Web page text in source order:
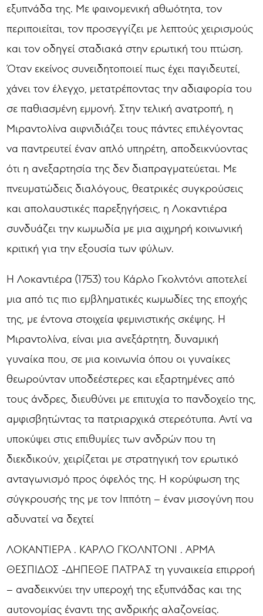
εξυπνάδα της. Με φαινομενική αθωότητα, τον
περιποιείται, τον προσεγγίζει με λεπτούς χειρισμούς
και τον οδηγεί σταδιακά στην ερωτική του πτώση.
Όταν εκείνος συνειδητοποιεί πως έχει παγιδευτεί,
χάνει τον έλεγχο, μετατρέποντας την αδιαφορία του
σε παθιασμένη εμμονή. Στην τελική ανατροπή, η
Μιραντολίνα αιφνιδιάζει τους πάντες επιλέγοντας
να παντρευτεί έναν απλό υπηρέτη, αποδεικνύοντας
ότι η ανεξαρτησία της δεν διαπραγματεύεται. Με
πνευματώδεις διαλόγους, θεατρικές συγκρούσεις
και απολαυστικές παρεξηγήσεις, η Λοκαντιέρα
συνδυάζει την κωμωδία με μια αιχμηρή κοινωνική
κριτική για την εξουσία των φύλων.
Η Λοκαντιέρα (1753) του Κάρλο Γκολντόνι αποτελεί
μια από τις πιο εμβληματικές κωμωδίες της εποχής
της, με έντονα στοιχεία φεμινιστικής σκέψης. Η
Μιραντολίνα, είναι μια ανεξάρτητη, δυναμική
γυναίκα που, σε μια κοινωνία όπου οι γυναίκες
θεωρούνταν υποδεέστερες και εξαρτημένες από
τους άνδρες, διευθύνει με επιτυχία το πανδοχείο της,
αμφισβητώντας τα πατριαρχικά στερεότυπα. Αντί να
υποκύψει στις επιθυμίες των ανδρών που τη
διεκδικούν, χειρίζεται με στρατηγική τον ερωτικό
ανταγωνισμό προς όφελός της. Η κορύφωση της
σύγκρουσής της με τον Ιππότη – έναν μισογύνη που
αδυνατεί να δεχτεί
ΛΟΚΑΝΤΙΕΡΑ . ΚΑΡΛΟ ΓΚΟΛΝΤΟΝΙ . ΑΡΜΑ
ΘΕΣΠΙΔΟΣ -ΔΗΠΕΘΕ ΠΑΤΡΑΣ τη γυναικεία επιρροή
– αναδεικνύει την υπεροχή της εξυπνάδας και της
αυτονομίας έναντι της ανδρικής αλαζονείας.